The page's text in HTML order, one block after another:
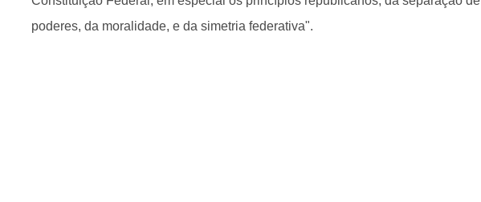
poderes, da moralidade, e da simetria federativa".